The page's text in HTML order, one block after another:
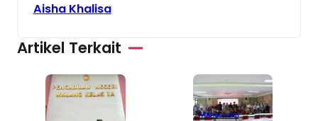
Aisha Khalisa
Artikel Terkait
Mahasiswa